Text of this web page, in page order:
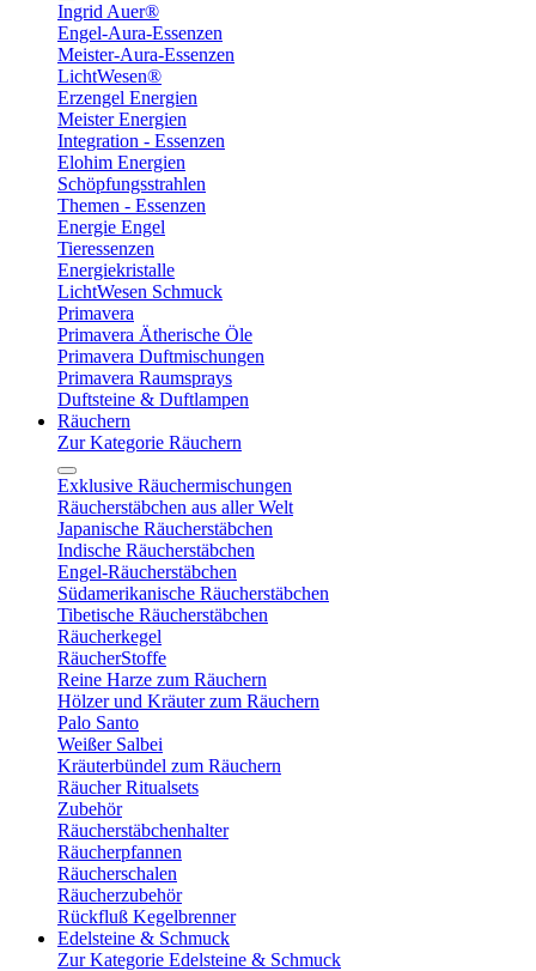
Ingrid Auer®
Engel-Aura-Essenzen
Meister-Aura-Essenzen
LichtWesen®
Erzengel Energien
Meister Energien
Integration - Essenzen
Elohim Energien
Schöpfungsstrahlen
Themen - Essenzen
Energie Engel
Tieressenzen
Energiekristalle
LichtWesen Schmuck
Primavera
Primavera Ätherische Öle
Primavera Duftmischungen
Primavera Raumsprays
Duftsteine & Duftlampen
Räuchern
Zur Kategorie Räuchern
Exklusive Räuchermischungen
Räucherstäbchen aus aller Welt
Japanische Räucherstäbchen
Indische Räucherstäbchen
Engel-Räucherstäbchen
Südamerikanische Räucherstäbchen
Tibetische Räucherstäbchen
Räucherkegel
RäucherStoffe
Reine Harze zum Räuchern
Hölzer und Kräuter zum Räuchern
Palo Santo
Weißer Salbei
Kräuterbündel zum Räuchern
Räucher Ritualsets
Zubehör
Räucherstäbchenhalter
Räucherpfannen
Räucherschalen
Räucherzubehör
Rückfluß Kegelbrenner
Edelsteine & Schmuck
Zur Kategorie Edelsteine & Schmuck